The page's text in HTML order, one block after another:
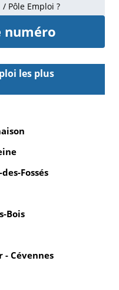
Pôle Emploi ?
numéro
les plus
Fossés
Bois
Cévennes